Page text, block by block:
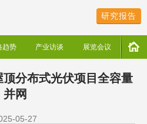
研究报告
趋势 产业访谈 展览会议
分布式光伏项目全容量
并网
05-27